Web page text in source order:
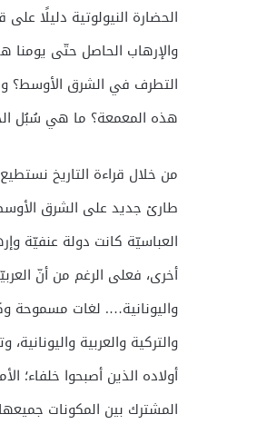
الحضارة النيولوتية دليلًا
والإرهاب الحاصل حتّى
التطرف في الشرق الأوسط؟
هذه المعمعة؟ ما هي سُبُل
من خلال قراءة التاريخ
طارئ جديد على الشرق
العباسيّة كانت دولة عنفيّة
أخرى، فعلى الرغم من أنّ
واليونانية…. لغات مسموحة
والتركية والعربية
أولاده الذين أصبحوا خلفاء؛
المشترك بين المكونات